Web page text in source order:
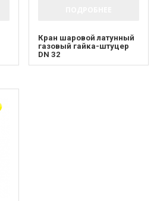
Кран шаровой латунный
газовый гайка-штуцер
DN 32